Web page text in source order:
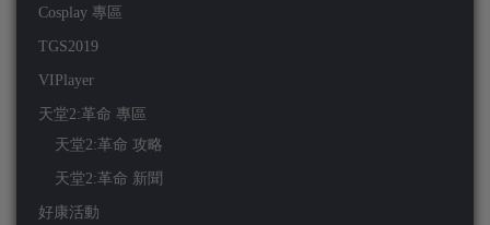
Cosplay 專區
TGS2019
VIPlayer
天堂2:革命 專區
天堂2:革命 攻略
天堂2:革命 新聞
好康活動